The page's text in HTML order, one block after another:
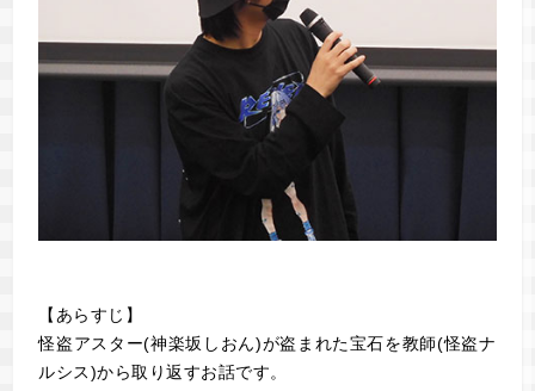
【あらすじ】
怪盗アスター(神楽坂しおん)が盗まれた宝石を教師(怪盗ナ
ルシス)から取り返すお話です。